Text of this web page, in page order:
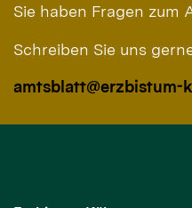
Sie haben Fragen zum
Schreiben Sie uns
amtsblatt@erzbistum-